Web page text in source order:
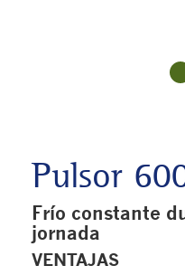
Pulsor
Frío constante
jornada
VENTAJAS